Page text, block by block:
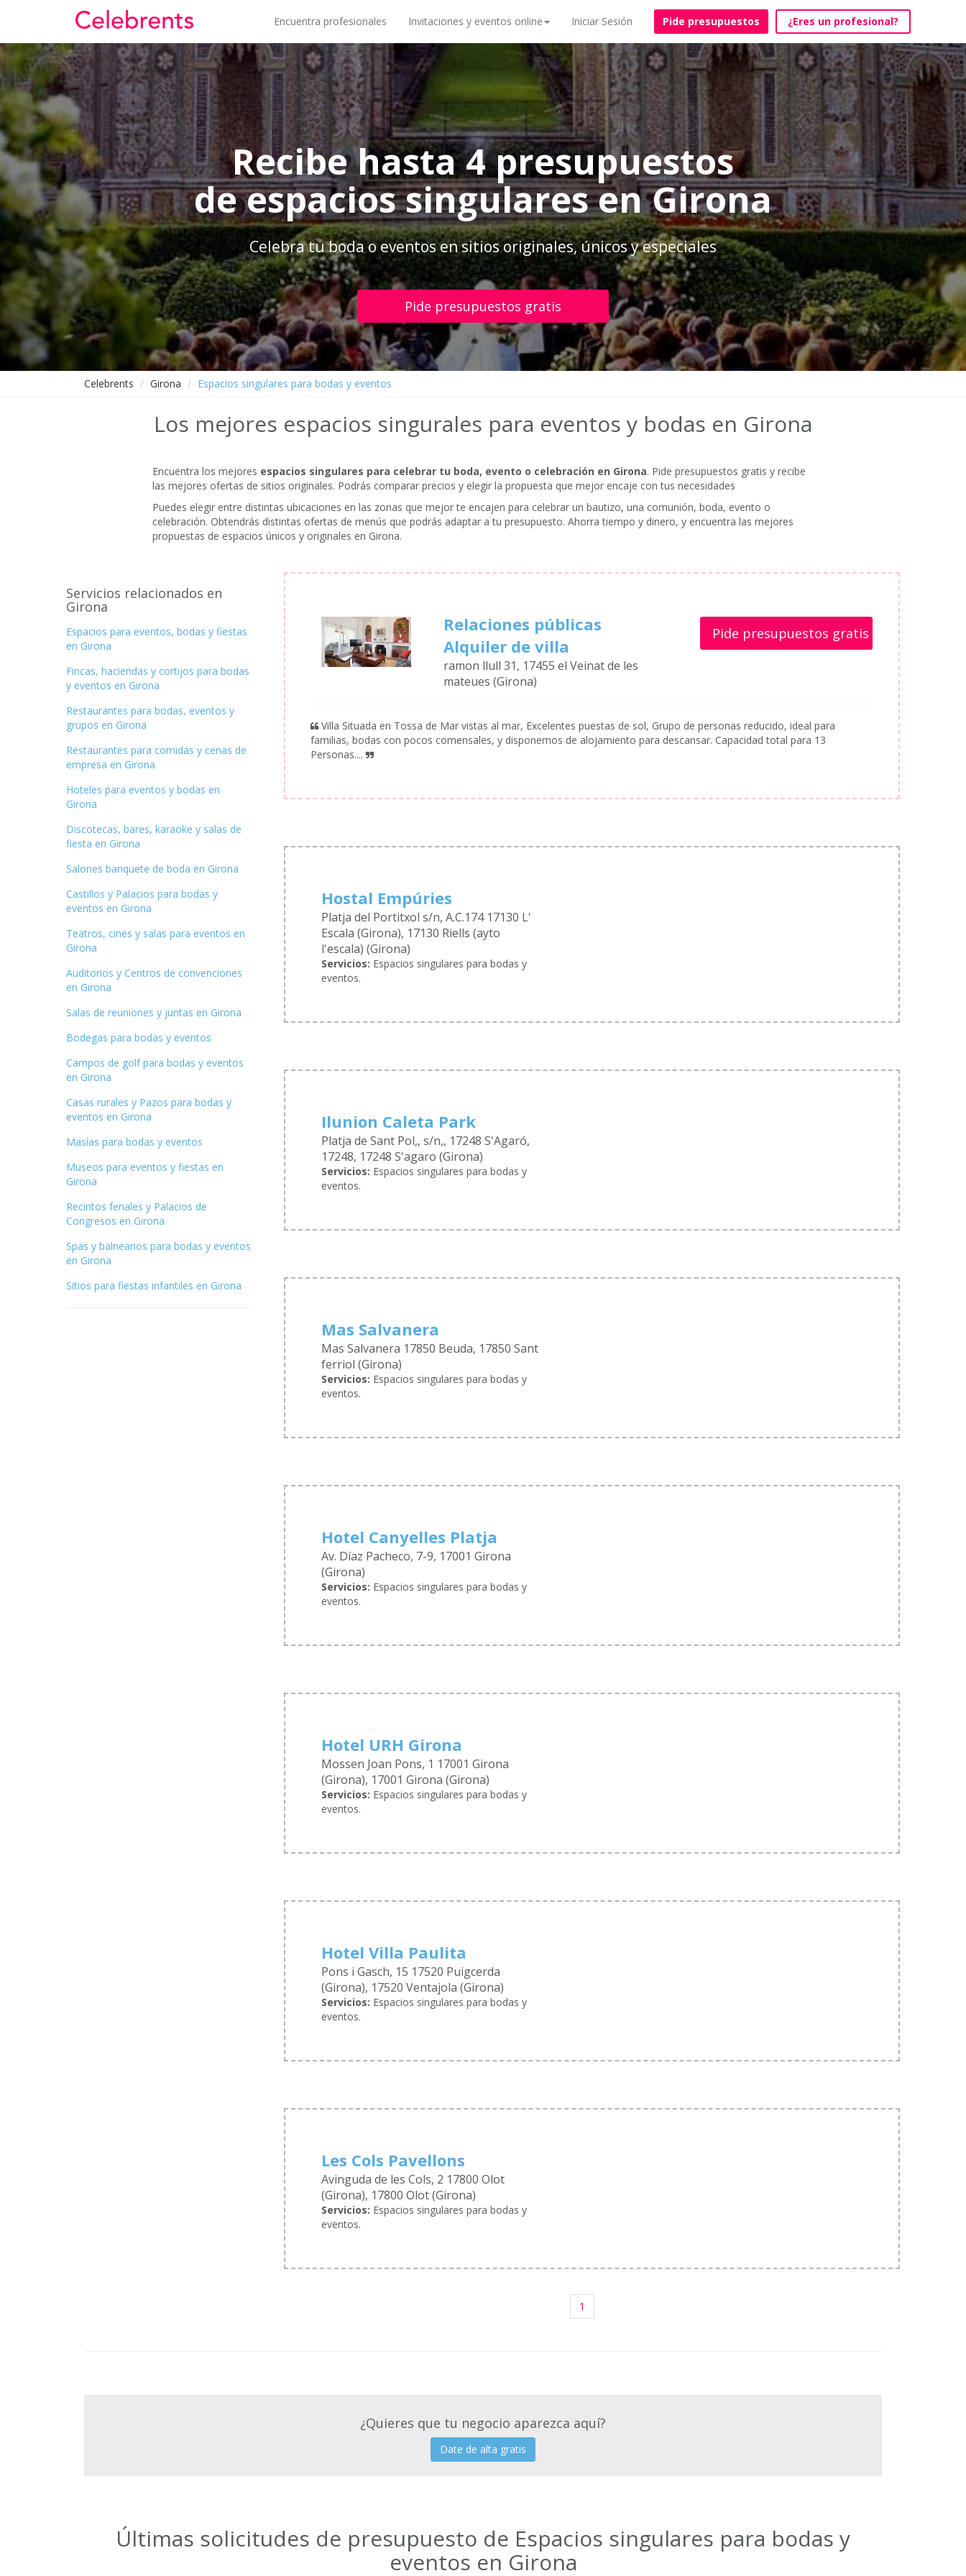
Encuentra profesionales Invitaciones y eventos online Iniciar Sesión Pide presupuestos ¿Eres un profesional?
Recibe hasta 4 presupuestos
de espacios singulares en Girona
Celebra tu boda o eventos en sitios originales, únicos y especiales
Pide presupuestos gratis
Celebrents Girona Espacios singulares para bodas y eventos
Los mejores espacios singurales para eventos y bodas en Girona
Encuentra los mejores espacios singulares para celebrar tu boda, evento o celebración en Girona. Pide presupuestos gratis y recibe
las mejores ofertas de sitios originales. Podrás comparar precios y elegir la propuesta que mejor encaje con tus necesidades
Puedes elegir entre distintas ubicaciones en las zonas que mejor te encajen para celebrar un bautizo, una comunión, boda, evento o
celebración. Obtendrás distintas ofertas de menús que podrás adaptar a tu presupuesto. Ahorra tiempo y dinero, y encuentra las mejores
propuestas de espacios únicos y originales en Girona.
Servicios relacionados en
Girona
Espacios para eventos, bodas y fiestas
en Girona
Fincas, haciendas y cortijos para bodas
y eventos en Girona
Restaurantes para bodas, eventos y
grupos en Girona
Restaurantes para comidas y cenas de
empresa en Girona
Hoteles para eventos y bodas en
Girona
Discotecas, bares, karaoke y salas de
fiesta en Girona
Salones banquete de boda en Girona
Castillos y Palacios para bodas y
eventos en Girona
Teatros, cines y salas para eventos en
Girona
Auditorios y Centros de convenciones
en Girona
Salas de reuniones y juntas en Girona
Bodegas para bodas y eventos
Campos de golf para bodas y eventos
en Girona
Casas rurales y Pazos para bodas y
eventos en Girona
Masías para bodas y eventos
Museos para eventos y fiestas en
Girona
Recintos feriales y Palacios de
Congresos en Girona
Spas y balnearios para bodas y eventos
en Girona
Sitios para fiestas infantiles en Girona
Relaciones públicas
Alquiler de villa
ramon llull 31, 17455 el Veinat de les
mateues (Girona)
Pide presupuestos gratis
Villa Situada en Tossa de Mar vistas al mar, Excelentes puestas de sol, Grupo de personas reducido, ideal para
familias, bodas con pocos comensales, y disponemos de alojamiento para descansar. Capacidad total para 13
Personas....
Hostal Empúries
Platja del Portitxol s/n, A.C.174 17130 L'
Escala (Girona), 17130 Riells (ayto
l'escala) (Girona)
Servicios: Espacios singulares para bodas y
eventos.
Ilunion Caleta Park
Platja de Sant Pol,, s/n,, 17248 S'Agaró,
17248, 17248 S'agaro (Girona)
Servicios: Espacios singulares para bodas y
eventos.
Mas Salvanera
Mas Salvanera 17850 Beuda, 17850 Sant
ferriol (Girona)
Servicios: Espacios singulares para bodas y
eventos.
Hotel Canyelles Platja
Av. Díaz Pacheco, 7-9, 17001 Girona
(Girona)
Servicios: Espacios singulares para bodas y
eventos.
Hotel URH Girona
Mossen Joan Pons, 1 17001 Girona
(Girona), 17001 Girona (Girona)
Servicios: Espacios singulares para bodas y
eventos.
Hotel Villa Paulita
Pons i Gasch, 15 17520 Puigcerda
(Girona), 17520 Ventajola (Girona)
Servicios: Espacios singulares para bodas y
eventos.
Les Cols Pavellons
Avinguda de les Cols, 2 17800 Olot
(Girona), 17800 Olot (Girona)
Servicios: Espacios singulares para bodas y
eventos.
1
¿Quieres que tu negocio aparezca aquí?
Date de alta gratis
Últimas solicitudes de presupuesto de Espacios singulares para bodas y
eventos en Girona